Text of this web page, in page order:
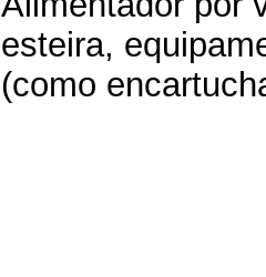
esteira,
(como